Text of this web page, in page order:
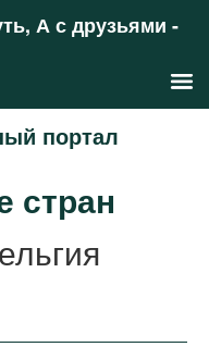
А с друзьями -
портал
стран